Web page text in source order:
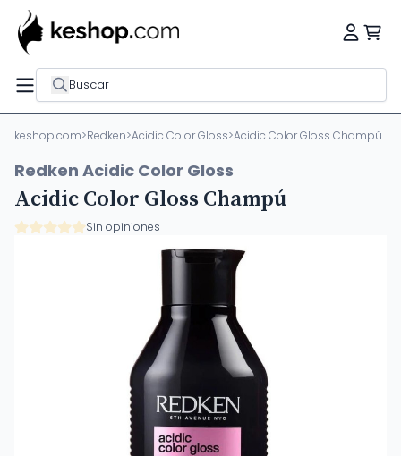
Buscar
keshop.com>Redken>Acidic Color Gloss>Acidic Color Gloss Champú
Redken Acidic Color Gloss
Acidic Color Gloss Champú
Sin opiniones